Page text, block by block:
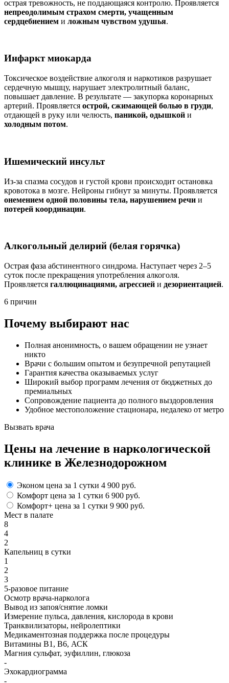
острая тревожность, не поддающаяся контролю. Проявляется
непреодолимым страхом смерти, учащенным
сердцебиением и ложным чувством удушья.
Инфаркт миокарда
Токсическое воздействие алкоголя и наркотиков разрушает
сердечную мышцу, нарушает электролитный баланс,
повышает давление. В результате — закупорка коронарных
артерий. Проявляется острой, сжимающей болью в груди,
отдающей в руку или челюсть, паникой, одышкой и
холодным потом.
Ишемический инсульт
Из-за спазма сосудов и густой крови происходит остановка
кровотока в мозге. Нейроны гибнут за минуты. Проявляется
онемением одной половины тела, нарушением речи и
потерей координации.
Алкогольный делирий (белая горячка)
Острая фаза абстинентного синдрома. Наступает через 2–5
суток после прекращения употребления алкоголя.
Проявляется галлюцинациями, агрессией и дезориентацией.
6 причин
Почему выбирают нас
Полная анонимность, о вашем обращении не узнает
никто
Врачи с большим опытом и безупречной репутацией
Гарантия качества оказываемых услуг
Широкий выбор программ лечения от бюджетных до
премиальных
Сопровождение пациента до полного выздоровления
Удобное местоположение стационара, недалеко от метро
Вызвать врача
Цены на лечение в наркологической
клинике в Железнодорожном
Эконом цена за 1 сутки 4 900 руб.
Комфорт цена за 1 сутки 6 900 руб.
Комфорт+ цена за 1 сутки 9 900 руб.
Мест в палате
8
4
2
Капельниц в сутки
1
2
3
5-разовое питание
Осмотр врача-нарколога
Вывод из запоя/снятие ломки
Измерение пульса, давления, кислорода в крови
Транквилизаторы, нейролептики
Медикаментозная поддержка после процедуры
Витамины B1, B6, АСК
Магния сульфат, эуфиллин, глюкоза
-
Эхокардиограмма
-